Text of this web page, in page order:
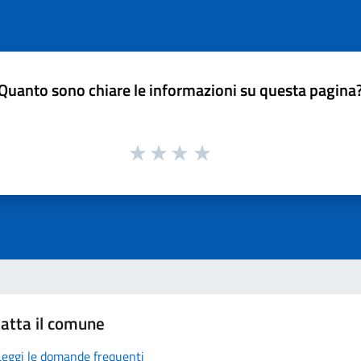
sono chiare le informazioni su questa
il comune
le domande frequenti